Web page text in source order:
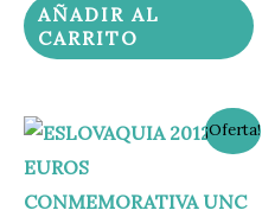
AÑADIR AL
CARRITO
¡Oferta!
El
precio
original
era:
5,95 €.
El
precio
es:
4,50 €.